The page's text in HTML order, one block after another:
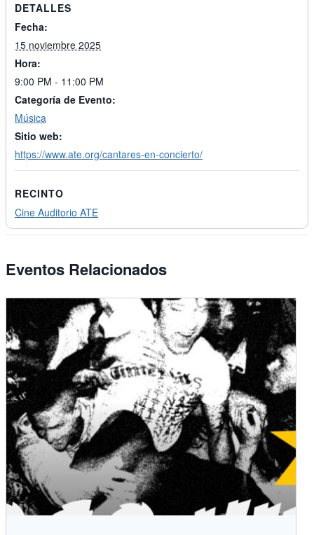
DETALLES
Fecha:
15 noviembre 2025
Hora:
9:00 PM - 11:00 PM
Categoría de Evento:
Música
Sitio web:
https://www.ate.org/cantares-en-concierto/
RECINTO
Cine Auditorio ATE
Eventos Relacionados